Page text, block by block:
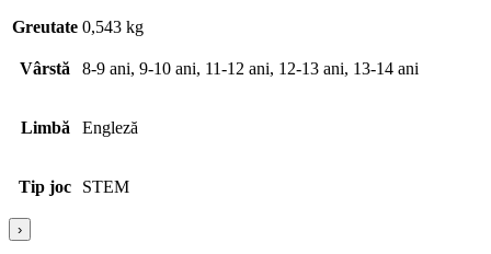
feriti jucaria/produsul de temperaturi ridicate si umiditate.
Abilitati dezvoltate 7731: Atentia;
Greutate 0,543 kg
Vârstă 8-9 ani, 9-10 ani, 11-12 ani, 12-13 ani, 13-14 ani
Limbă Engleză
Tip joc STEM
›